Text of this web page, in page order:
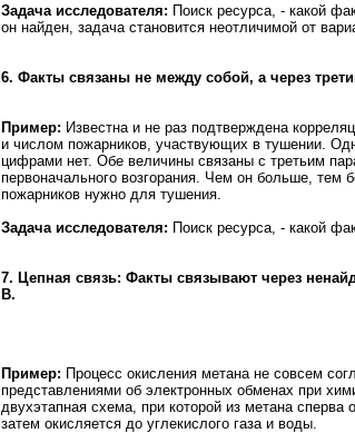
Задача исследователя: Поиск ресурса, - какой
он найден, задача становится неотличимой от
6. Факты связаны не между собой, а через
Пример: Известна и не раз подтверждена
и числом пожарников, участвующих в тушении.
цифрами нет. Обе величины связаны с третьим
первоначального возгорания. Чем он больше,
пожарников нужно для тушения.
Задача исследователя: Поиск ресурса, - какой
7. Цепная связь: Факты связывают через
В.
Пример: Процесс окисления метана не совсем
представлениями об электронных обменах при
двухэтапная схема, при которой из метана сперва
затем окисляется до углекислого газа и воды.